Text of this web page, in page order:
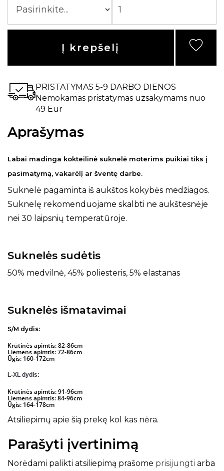
Į krepšelį
PRISTATYMAS 5-9 DARBO DIENOS
Nemokamas pristatymas uzsakymams nuo
49 Eur
Aprašymas
Labai madinga kokteilinė suknelė moterims puikiai tiks į
pasimatymą, vakarėlį ar šventę darbe.
Suknelė pagaminta iš aukštos kokybės medžiagos.
Suknelę rekomenduojame skalbti ne aukštesnėje
nei 30 laipsnių temperatūroje.
Suknelės sudėtis
50% medvilnė, 45% poliesteris, 5% elastanas
Suknelės išmatavimai
S/M dydis:
Krūtinės apimtis: 82-86cm
Liemens apimtis: 72-86cm
Ūgis: 160-172cm
L-XL dydis:
Krūtinės apimtis: 91-96cm
Liemens apimtis: 84-96cm
Ūgis: 164-178cm
Atsiliepimų apie šią prekę kol kas nėra.
Parašyti įvertinimą
Norėdami palikti atsiliepimą prašome prisijungti arba